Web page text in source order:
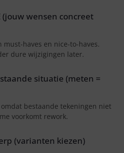
(jouw wensen concreet
haves en nice-to-haves.
dure wijzigingen later.
situatie (meten =
bestaande tekeningen niet
voorkomt rework.
(varianten kiezen)